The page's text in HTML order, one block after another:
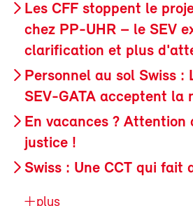
Les CFF stoppent le
chez PP-UHR – le SEV
clarification et plus
Personnel au sol Swiss :
SEV-GATA acceptent la
En vacances ? Attention
justice !
Swiss : Une CCT qui fait
plus